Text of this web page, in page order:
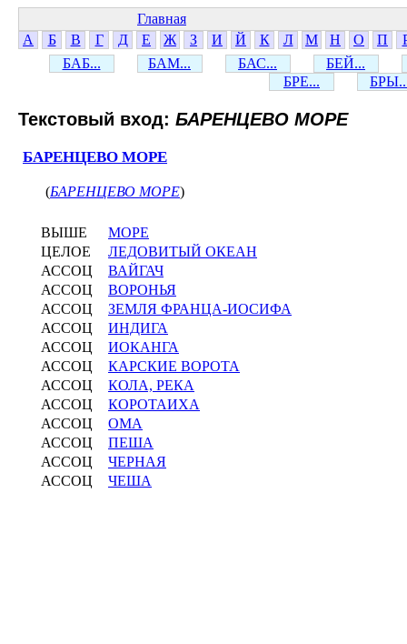
Главная
А
Б В Г Д Е Ж З И Й К Л М Н О П
БАБ...
БАМ... БАС...
БЕЙ...
БРЕ...
Текстовый вход: БАРЕНЦЕВО МОРЕ
БАРЕНЦЕВО МОРЕ
(БАРЕНЦЕВО МОРЕ)
ВЫШЕ
МОРЕ
ЦЕЛОЕ
ЛЕДОВИТЫЙ ОКЕАН
АССОЦ
ВАЙГАЧ
АССОЦ
ВОРОНЬЯ
АССОЦ
ЗЕМЛЯ ФРАНЦА-ИОСИФА
АССОЦ
ИНДИГА
АССОЦ
ИОКАНГА
АССОЦ
КАРСКИЕ ВОРОТА
АССОЦ
КОЛА, РЕКА
АССОЦ
КОРОТАИХА
АССОЦ
ОМА
АССОЦ
ПЕША
АССОЦ
ЧЕРНАЯ
АССОЦ
ЧЕША